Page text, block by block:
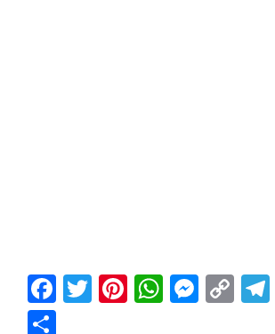
FacebookTwitter PinterestWhatsAppMessenger
Copy
Link